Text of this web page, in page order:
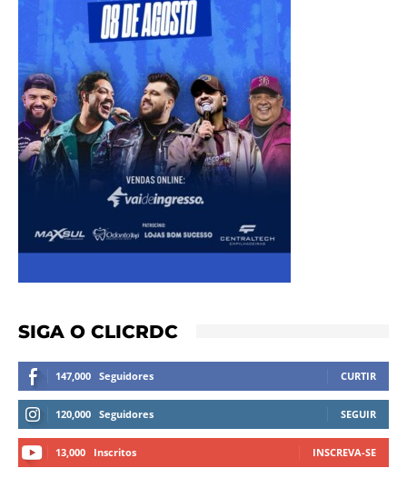
SIGA O CLICRDC
147,000 Seguidores CURTIR
120,000 Seguidores SEGUIR
13,000 Inscritos INSCREVA-SE